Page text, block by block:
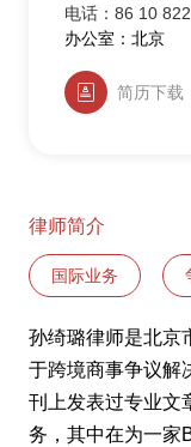
电话：86 10
办公室：北京
简历下载
律师简介
国际业务
孙绮璐律师是北京
于跨境商事争议解
刊上发表过专业文
务，其中在为一家